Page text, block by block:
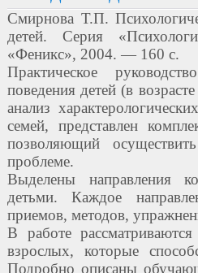
Смирнова Т.П.
детей. Серия
«Феникс», 2004. — 160 с.
Практическое
поведения детей (в
анализ
семей, представлен
позволяющий
проблеме.
Выделены направления
детьми. Каждое
приемов, методов,
В работе
взрослых, которые
Подробно описаны